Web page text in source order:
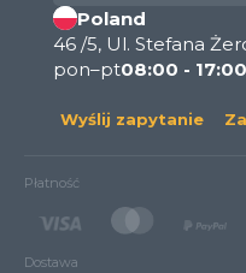
Poland
46 /5, Ul. Stefana
pon–pt08:00 - 17:00
Wyślij zapytanie
Płatność
Dostawa